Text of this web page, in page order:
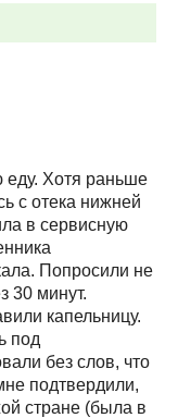
еду. Хотя раньше
с отека нижней
в сервисную
Попросили не
30 минут.
капельницу.
под
без слов, что
подтвердили,
стране (была в